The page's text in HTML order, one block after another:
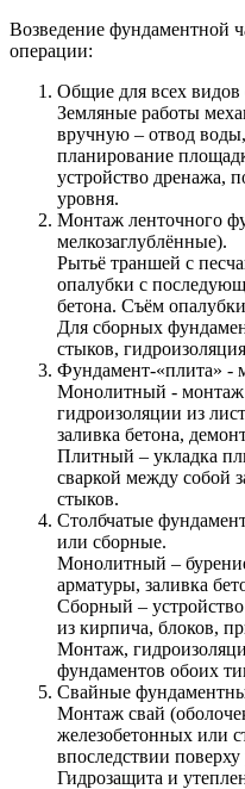
Возведение фундаментной
операции:
Общие для всех
Земляные работы
вручную – отвод
планирование
устройство дренажа,
уровня.
Монтаж ленточного
мелкозаглублённые).
Рытьё траншей с
опалубки с
бетона. Съём
Для сборных
стыков,
Фундамент-«плита» -
Монолитный - монтаж
гидроизоляции из
заливка бетона,
Плитный – укладка
сваркой между собой
стыков.
Столбчатые
или сборные.
Монолитный –
арматуры, заливка
Сборный –
из кирпича, блоков,
Монтаж,
фундаментов обоих
Свайные
Монтаж свай
железобетонных или
впоследствии поверху
Гидрозащита и